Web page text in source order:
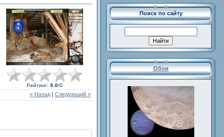
Рейтинг: 0.0/0
« Назад Следующий »
Поиск по сайту
Обои